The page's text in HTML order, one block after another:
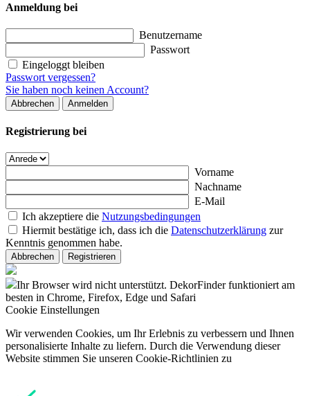
Anmeldung bei
Benutzername
Passwort
Eingeloggt bleiben
Passwort vergessen?
Sie haben noch keinen Account?
Abbrechen Anmelden
Registrierung bei
Vorname
Nachname
E-Mail
Ich akzeptiere die Nutzungsbedingungen
Hiermit bestätige ich, dass ich die Datenschutzerklärung zur
Kenntnis genommen habe.
Abbrechen Registrieren
Ihr Browser wird nicht unterstützt. DekorFinder funktioniert am
besten in Chrome, Firefox, Edge und Safari
Cookie Einstellungen
Wir verwenden Cookies, um Ihr Erlebnis zu verbessern und Ihnen
personalisierte Inhalte zu liefern. Durch die Verwendung dieser
Website stimmen Sie unseren Cookie-Richtlinien zu